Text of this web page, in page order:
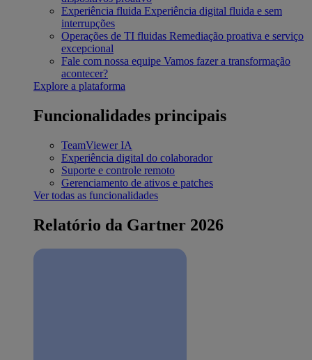
Experiência fluida Experiência digital fluida e sem
interrupções
Operações de TI fluidas Remediação proativa e serviço
excepcional
Fale com nossa equipe Vamos fazer a transformação
acontecer?
Explore a plataforma
Funcionalidades principais
TeamViewer IA
Experiência digital do colaborador
Suporte e controle remoto
Gerenciamento de ativos e patches
Ver todas as funcionalidades
Relatório da Gartner 2026